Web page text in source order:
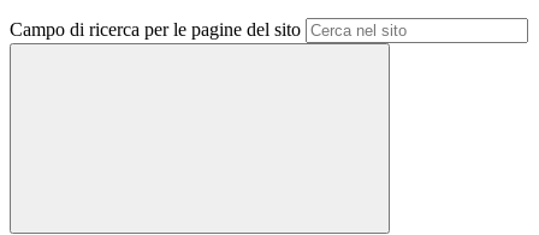
Campo di ricerca per le pagine del sito